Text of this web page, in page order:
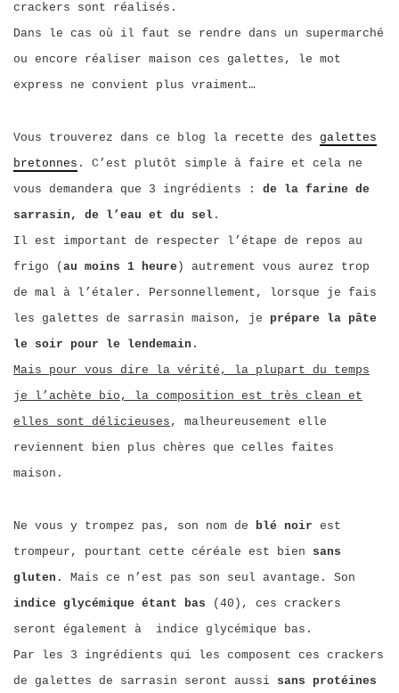
crackers sont réalisés.
Dans le cas où il faut se rendre dans un supermarché
ou encore réaliser maison ces galettes, le mot
express ne convient plus vraiment…
Vous trouverez dans ce blog la recette des galettes
bretonnes . C’est plutôt simple à faire et cela ne
vous demandera que 3 ingrédients : de la farine de
sarrasin, de l’eau et du sel .
Il est important de respecter l’étape de repos au
frigo ( au moins 1 heure ) autrement vous aurez trop
de mal à l’étaler. Personnellement, lorsque je fais
les galettes de sarrasin maison, je prépare la pâte
le soir pour le lendemain .
Mais pour vous dire la vérité, la plupart du temps
je l’achète bio, la composition est très clean et
elles sont délicieuses , malheureusement elle
reviennent bien plus chères que celles faites
maison.
Ne vous y trompez pas, son nom de blé noir est
trompeur, pourtant cette céréale est bien sans
gluten . Mais ce n’est pas son seul avantage. Son
indice glycémique étant bas (40), ces crackers
seront également à indice glycémique bas.
Par les 3 ingrédients qui les composent ces crackers
de galettes de sarrasin seront aussi sans protéines